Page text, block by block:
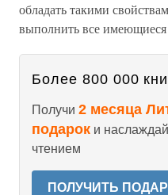
обладать такими
выполнить все
Более 800 000
Получи 2 месяца
подарок и
чтением
ПОЛУЧИТЬ